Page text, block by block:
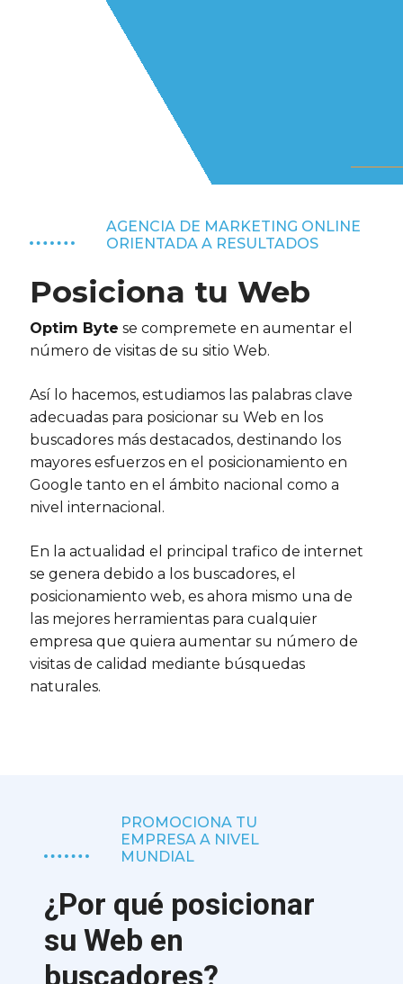
AGENCIA DE MARKETING ONLINE
ORIENTADA A RESULTADOS
Posiciona tu Web
Optim Byte se compremete en aumentar el
número de visitas de su sitio Web.
Así lo hacemos, estudiamos las palabras clave
adecuadas para posicionar su Web en los
buscadores más destacados, destinando los
mayores esfuerzos en el posicionamiento en
Google tanto en el ámbito nacional como a
nivel internacional.
En la actualidad el principal trafico de internet
se genera debido a los buscadores, el
posicionamiento web, es ahora mismo una de
las mejores herramientas para cualquier
empresa que quiera aumentar su número de
visitas de calidad mediante búsquedas
naturales.
PROMOCIONA TU
EMPRESA A NIVEL
MUNDIAL
¿Por qué posicionar
su Web en
buscadores?